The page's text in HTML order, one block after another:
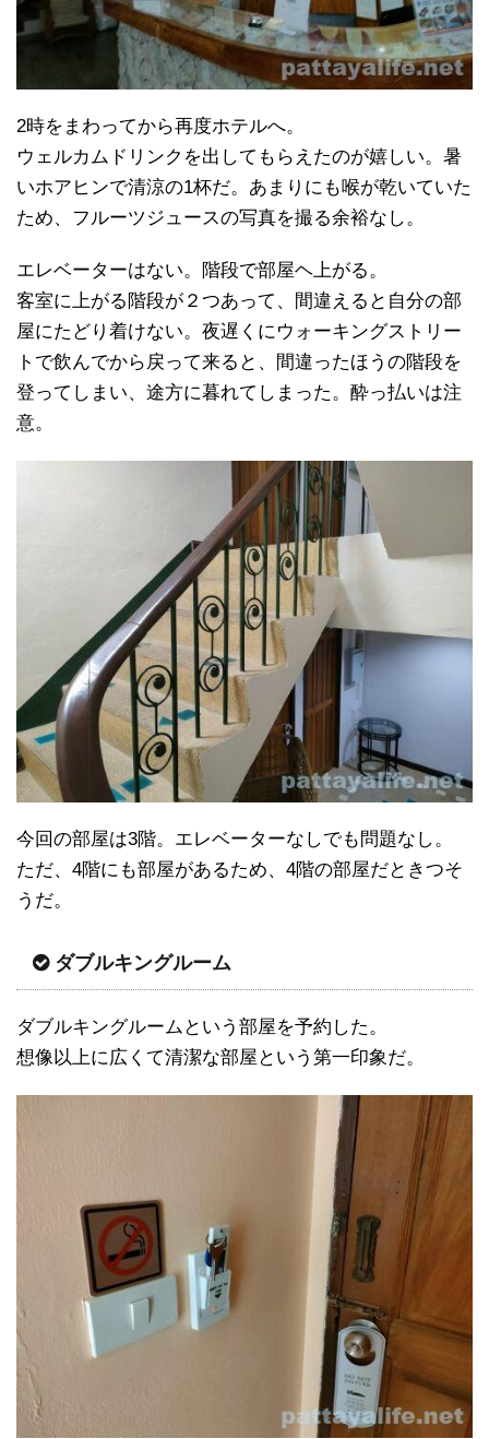
2時をまわってから再度ホテルへ。
ウェルカムドリンクを出してもらえたのが嬉しい。暑
いホアヒンで清涼の1杯だ。あまりにも喉が乾いていた
ため、フルーツジュースの写真を撮る余裕なし。
エレベーターはない。階段で部屋ヘ上がる。
客室に上がる階段が２つあって、間違えると自分の部
屋にたどり着けない。夜遅くにウォーキングストリー
トで飲んでから戻って来ると、間違ったほうの階段を
登ってしまい、途方に暮れてしまった。酔っ払いは注
意。
今回の部屋は3階。エレベーターなしでも問題なし。
ただ、4階にも部屋があるため、4階の部屋だときつそ
うだ。
ダブルキングルーム
ダブルキングルームという部屋を予約した。
想像以上に広くて清潔な部屋という第一印象だ。